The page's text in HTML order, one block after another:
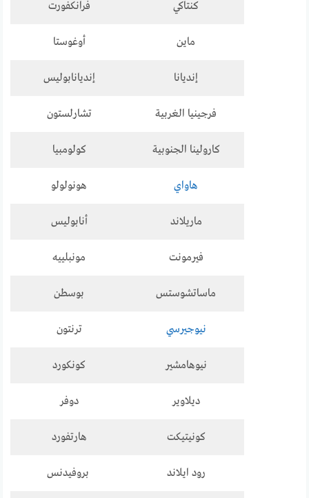
كنتاكي فرانكفورت
ماين أوغوستا
إنديانا إنديانابوليس
فرجينيا الغربية تشارلستون
كارولينا الجنوبية كولومبيا
هاواي هونولولو
ماريلاند أنابوليس
فيرمونت مونبلييه
ماساتشوستس بوسطن
نيوجيرسي ترنتون
نيوهامشير كونكورد
ديلاوير دوفر
كونيتيكت هارتفورد
رود ايلاند بروفيدنس